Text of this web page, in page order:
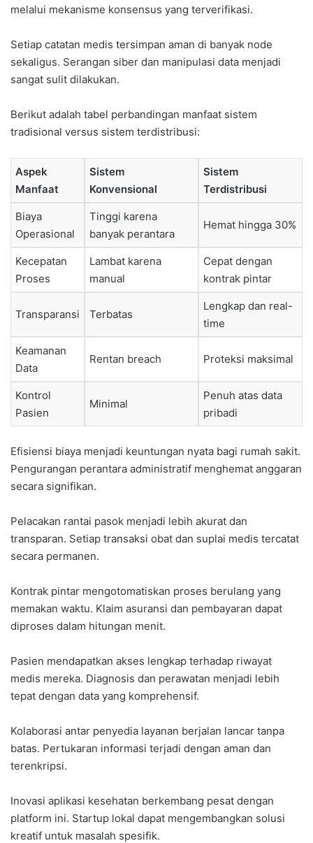
melalui mekanisme konsensus yang terverifikasi.
Setiap catatan medis tersimpan aman di banyak node
sekaligus. Serangan siber dan manipulasi data menjadi
sangat sulit dilakukan.
Berikut adalah tabel perbandingan manfaat sistem
tradisional versus sistem terdistribusi:
Aspek
Manfaat
Sistem
Konvensional
Sistem
Terdistribusi
Biaya
Operasional
Tinggi karena
banyak perantara
Hemat hingga 30%
Kecepatan
Proses
Lambat karena
manual
Cepat dengan
kontrak pintar
Transparansi Terbatas
Lengkap dan real-
time
Keamanan
Data
Rentan breach Proteksi maksimal
Kontrol
Pasien
Minimal
Penuh atas data
pribadi
Efisiensi biaya menjadi keuntungan nyata bagi rumah sakit.
Pengurangan perantara administratif menghemat anggaran
secara signifikan.
Pelacakan rantai pasok menjadi lebih akurat dan
transparan. Setiap transaksi obat dan suplai medis tercatat
secara permanen.
Kontrak pintar mengotomatiskan proses berulang yang
memakan waktu. Klaim asuransi dan pembayaran dapat
diproses dalam hitungan menit.
Pasien mendapatkan akses lengkap terhadap riwayat
medis mereka. Diagnosis dan perawatan menjadi lebih
tepat dengan data yang komprehensif.
Kolaborasi antar penyedia layanan berjalan lancar tanpa
batas. Pertukaran informasi terjadi dengan aman dan
terenkripsi.
Inovasi aplikasi kesehatan berkembang pesat dengan
platform ini. Startup lokal dapat mengembangkan solusi
kreatif untuk masalah spesifik.